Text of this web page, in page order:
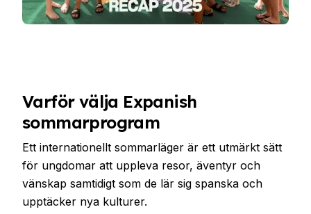
Varför välja Expanish
sommarprogram
Ett internationellt sommarläger är ett utmärkt sätt
för ungdomar att uppleva resor, äventyr och
vänskap samtidigt som de lär sig spanska och
upptäcker nya kulturer.